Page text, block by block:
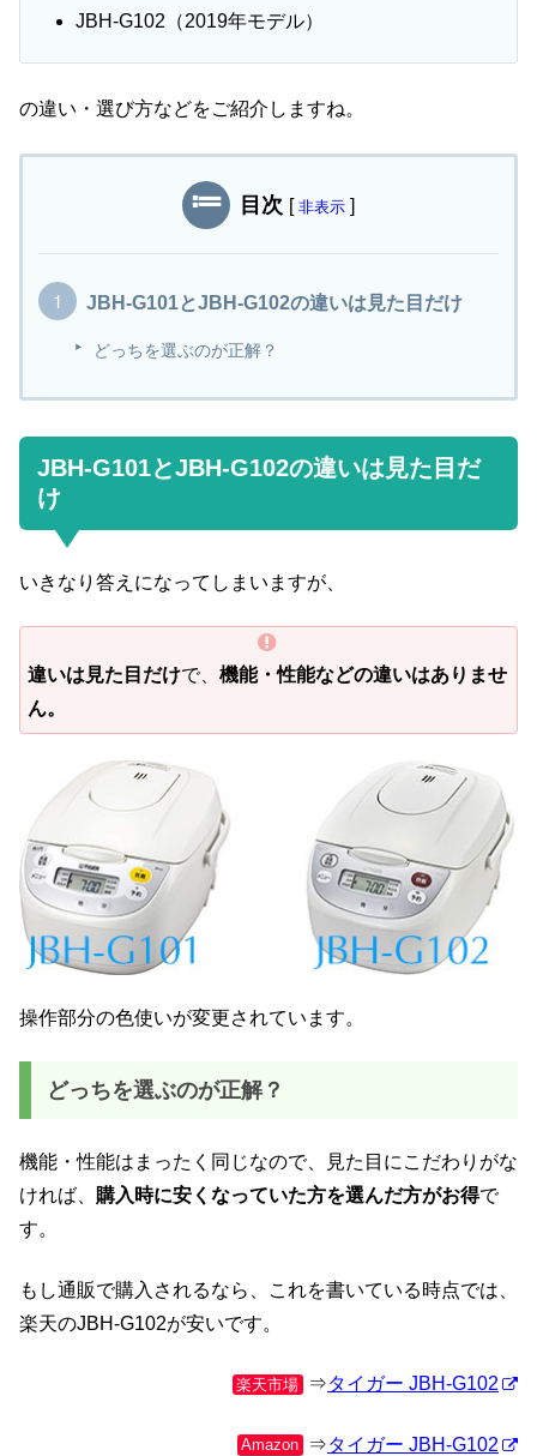
JBH-G102（2019年モデル）
の違い・選び方などをご紹介しますね。
目次 [ 非表示 ]
JBH-G101とJBH-G102の違いは見た目だけ
どっちを選ぶのが正解？
JBH-G101とJBH-G102の違いは見た目だ
け
いきなり答えになってしまいますが、
違いは見た目だけで、 機能・性能などの違いはありませ
ん。
操作部分の色使いが変更されています。
どっちを選ぶのが正解？
機能・性能はまったく同じなので、見た目にこだわりがな
ければ、 購入時に安くなっていた方を選んだ方がお得で
す。
もし通販で購入されるなら、これを書いている時点では、
楽天のJBH-G102が安いです。
楽天市場 ⇒タイガー JBH-G102
Amazon ⇒タイガー JBH-G102